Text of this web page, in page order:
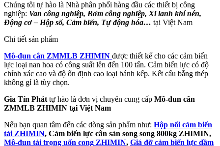
Chúng tôi tự hào là Nhà phân phối hàng đầu các thiết bị công
nghiệp: Van công nghiệp, Bơm công nghiệp, Xi lanh khí nén,
Động cơ – Hộp số, Cảm biến, Tự động hóa… tại Việt Nam
Chi tiết sản phẩm
Mô-đun cân ZMMLB ZHIMIN được thiết kế cho các cảm biến
lực loại nan hoa có công suất lên đến 100 tấn. Cảm biến lực có độ
chính xác cao và độ ổn định cao loại bánh kếp. Kết cấu bằng thép
không gỉ là tùy chọn.
Gia Tín Phát tự hào là đơn vị chuyên cung cấp Mô-đun cân
ZMMLB ZHIMIN tại Việt Nam
Nếu bạn quan tâm đến các dòng sản phẩm như: Hộp nối cảm biến
tải ZHIMIN, Cảm biến lực cân sàn song song 800kg ZHIMIN,
Mô-đun tải trọng uốn cong ZHIMIN, Giá đỡ cảm biến lực dầm